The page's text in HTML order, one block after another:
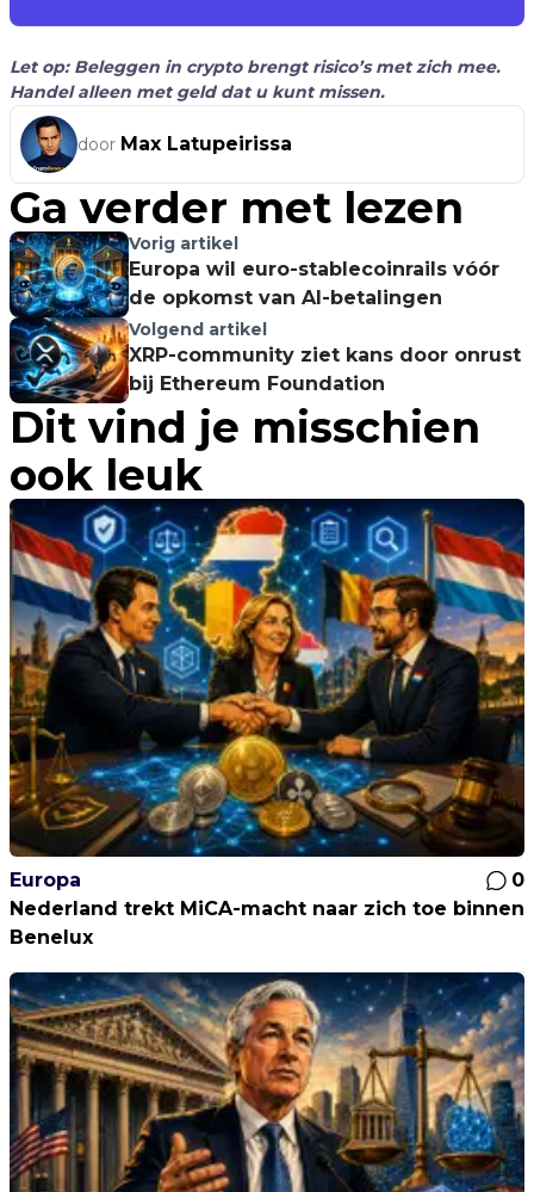
Let op: Beleggen in crypto brengt risico’s met zich mee.
Handel alleen met geld dat u kunt missen.
door Max Latupeirissa
Ga verder met lezen
Vorig artikel
Europa wil euro-stablecoinrails vóór
de opkomst van AI-betalingen
Volgend artikel
XRP-community ziet kans door onrust
bij Ethereum Foundation
Dit vind je misschien
ook leuk
Europa
0
Nederland trekt MiCA-macht naar zich toe binnen
Benelux